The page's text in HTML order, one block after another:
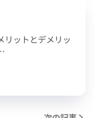
リットとデメリッ